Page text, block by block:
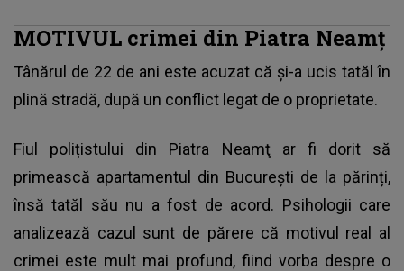
MOTIVUL crimei din Piatra Neamț
Tânărul de 22 de ani este acuzat că și-a ucis tatăl în
plină stradă, după un conflict legat de o proprietate.
Fiul polițistului din Piatra Neamţ ar fi dorit să
primească apartamentul din București de la părinți,
însă tatăl său nu a fost de acord. Psihologii care
analizează cazul sunt de părere că motivul real al
crimei este mult mai profund, fiind vorba despre o